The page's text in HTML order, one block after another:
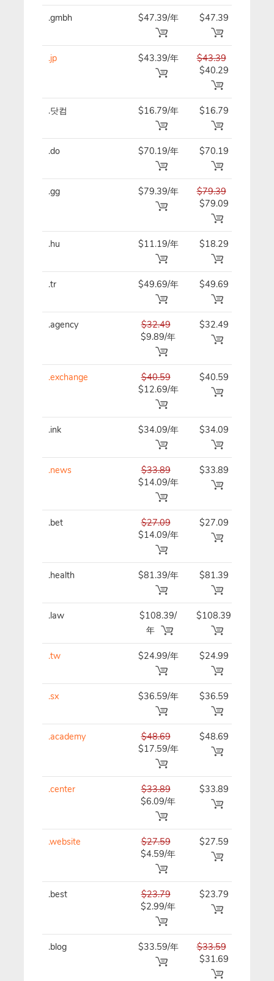
.gmbh $47.39/年 $47.39
.jp $43.39/年
$43.39
$40.29
.닷컴 $16.79/年 $16.79
.do $70.19/年 $70.19
.gg $79.39/年
$79.39
$79.09
.hu $11.19/年 $18.29
.tr $49.69/年 $49.69
.agency
$32.49
$9.89/年
$32.49
.exchange
$40.59
$12.69/年
$40.59
.ink $34.09/年 $34.09
.news
$33.89
$14.09/年
$33.89
.bet
$27.09
$14.09/年
$27.09
.health $81.39/年 $81.39
.law
$108.39/
年
$108.39
.tw $24.99/年 $24.99
.sx $36.59/年 $36.59
.academy
$48.69
$17.59/年
$48.69
.center
$33.89
$6.09/年
$33.89
.website
$27.59
$4.59/年
$27.59
.best
$23.79
$2.99/年
$23.79
.blog $33.59/年
$33.59
$31.69